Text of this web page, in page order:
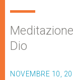
Dio
NOVEMBRE 10,